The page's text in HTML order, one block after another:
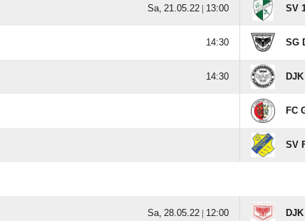
  |  SV
 SG

FC
SV
  | 